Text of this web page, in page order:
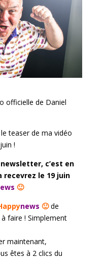
officielle de Daniel
le teaser de ma vidéo
!
c’est en
recevrez le 19 juin
🙂
news 🙂de
faire ! Simplement
maintenant,
êtes à 2 clics du